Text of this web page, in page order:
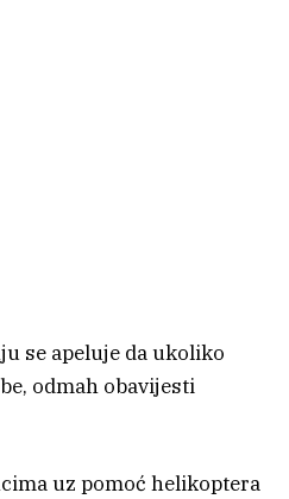
se apeluje da ukoliko
odmah obavijesti
uz pomoć helikoptera